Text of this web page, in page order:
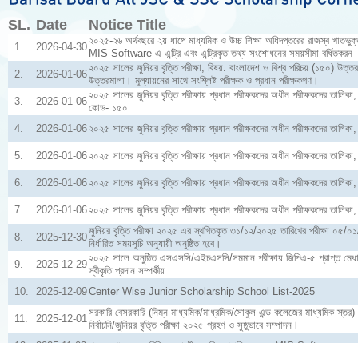
SL. Date Notice Title
1. 2026-04-30
২০২৫-২৬ অর্থবছরে ২য় ধাপে মাধ্যমিক ও উচ্চ শিক্ষা অধিদপ্তরের রাজস্ব খাতভুক্ত
MIS Software এ এন্ট্রি এবং এন্ট্রিকৃত তথ্য সংশোধনের সময়সীমা বর্ধিতকরন
2.
2026-01-06
২০২৫ সালের জুনিয়র বৃত্তি পরীক্ষা, বিষয়: বাংলাদেশ ও বিশ্ব পরিচয় (১৫০)
উত্তরমালা। মূল্যায়নের সাথে সংশ্লিষ্ট পরীক্ষক ও প্রধান পরীক্ষকগণ।
3.
2026-01-06
২০২৫ সালের জুনিয়র বৃত্তি পরীক্ষায় প্রধান পরীক্ষকদের অধীন পরীক্ষকদের
কোড- ১৫০
4.
2026-01-06 ২০২৫ সালের জুনিয়র বৃত্তি পরীক্ষায় প্রধান পরীক্ষকদের অধীন পরীক্ষকদের
5. 2026-01-06২০২৫ সালের জুনিয়র বৃত্তি পরীক্ষায় প্রধান পরীক্ষকদের অধীন পরীক্ষকদের
6. 2026-01-06 ২০২৫ সালের জুনিয়র বৃত্তি পরীক্ষায় প্রধান পরীক্ষকদের অধীন পরীক্ষকদের
7. 2026-01-06২০২৫ সালের জুনিয়র বৃত্তি পরীক্ষায় প্রধান পরীক্ষকদের অধীন পরীক্ষকদের
8. 2025-12-30
জুনিয়র বৃত্তি পরীক্ষা ২০২৫ এর স্থগিতকৃত ৩১/১২/২০২৫ তারিখের পরীক্ষা ০৫/০১/
নির্ধারিত সময়সূচি অনুযায়ী অনুষ্ঠিত হবে।
9.
2025-12-29
২০২৫ সালে অনুষ্ঠিত এসএসসি/এইচএসসি/সমমান পরীক্ষায় জিপিএ-৫ প্রাপ্ত
স্বীকৃতি প্রদান সম্পর্কীয়
10.
2025-12-09Center Wise Junior Scholarship School List-2025
11. 2025-12-01
সরকারি বেসরকারি (নিম্ন মাধ্যমিক/মাধ্রমিক/সৈাকুল এন্ড কলেজের মাধ্যমিক স্তর)
নির্বাচনি/জুনিয়র বৃত্তি পরীক্ষা ২০২৫ গ্রহণ ও সুষ্ঠুভাবে সম্পাদন।